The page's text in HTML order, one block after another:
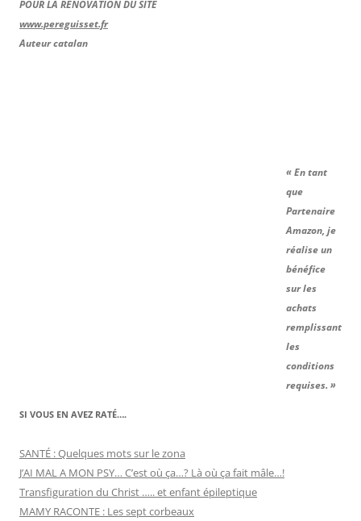
POUR LA RÉNOVATION DU SITE
www.pereguisset.fr
Auteur catalan
« En tant
que
Partenaire
Amazon, je
réalise un
bénéfice
sur les
achats
remplissant
les
conditions
requises. »
SI VOUS EN AVEZ RATÉ….
SANTÉ : Quelques mots sur le zona
J’AI MAL A MON PSY… C’est où ça…? Là où ça fait mâle…!
Transfiguration du Christ ….. et enfant épileptique
MAMY RACONTE : Les sept corbeaux